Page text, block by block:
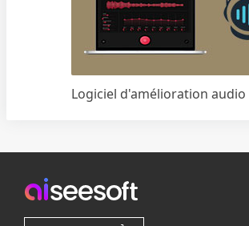
Logiciel d'amélioration audio